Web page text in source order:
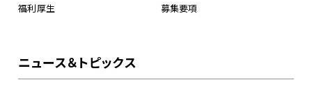
福利厚生
募集要項
ニュース＆トピックス